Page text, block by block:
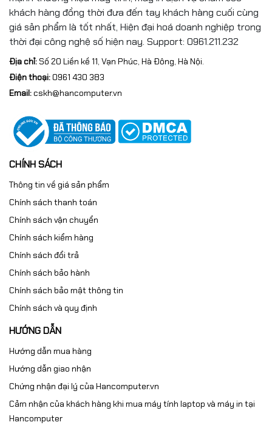
Màu sắc Grey
Chất liệu Aluminium
khách hàng đồng thời đưa đến tay khách hàng cuối cùng
giá sản phẩm là tốt nhất, Hiện đại hoá doanh nghiệp trong
thời đại công nghệ số hiện nay. Support: 0961.211.232
Địa chỉ:Số 20 Liền kề 11, Vạn Phúc, Hà Đông, Hà Nội.
Điện thoại:0961 430 383
Email:cskh@hancomputer.vn
CHÍNH SÁCH
Thông tin về giá sản phẩm
Chính sách thanh toán
Chính sách vận chuyển
Chính sách kiểm hàng
Chính sách đổi trả
Chính sách bảo hành
Chính sách bảo mật thông tin
Chính sách và quy định
HƯỚNG DẪN
Hướng dẫn mua hàng
Hướng dẫn giao nhận
Chứng nhận đại lý của Hancomputer.vn
Cảm nhận của khách hàng khi mua máy tính laptop và máy in tại
Hancomputer